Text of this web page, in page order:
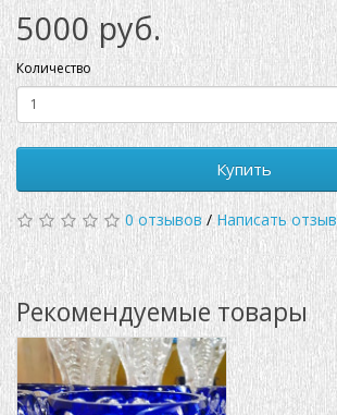
5000 руб.
Количество
Купить
0 отзывов/Написать отзыв
Рекомендуемые товары